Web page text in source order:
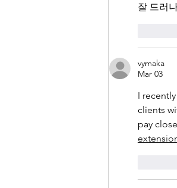
잘 드러
vymaka
Mar 03
I
clients
pay